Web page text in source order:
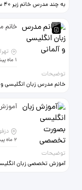
تدریس در مهد و کودکان
(لازم به ذکر است تسلط
انگلیسی و روش های
بازی محور ملاک مهمی برای
است. برای مصاحبه با
خانم
1 ماه پیش
توضیحات
خانم مدرس زبان انگلیسی و
2 ماه پیش
توضیحات
آموزش تخصصی زبان